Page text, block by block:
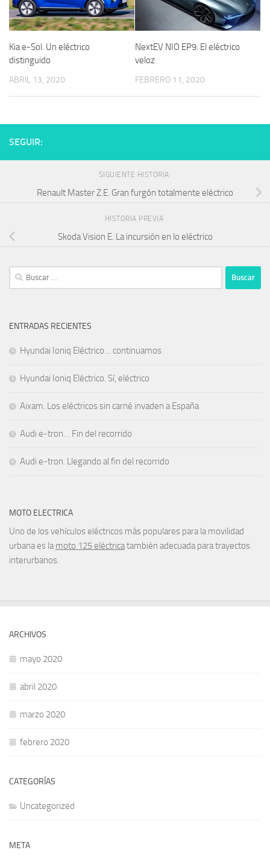
Kia e-Sol. Un eléctrico
distinguido
ABRIL 13, 2020
NextEV NIO EP9. El eléctrico
veloz
FEBRERO 11, 2020
SEGUIR:
SIGUIENTE HISTORIA
Renault Master Z.E. Gran furgón totalmente eléctrico
HISTORIA PREVIA
Skoda Vision E. La incursión en lo eléctrico
Buscar:
ENTRADAS RECIENTES
Hyundai Ioniq Eléctrico… continuamos
Hyundai Ioniq Eléctrico. Sí, eléctrico
Aixam. Los eléctricos sin carné invaden a España
Audi e-tron… Fin del recorrido
Audi e-tron. Llegando al fin del recorrido
MOTO ELECTRICA
Uno de los vehículos eléctricos más populares para la movilidad
urbana es lamoto 125 eléctricatambién adecuada para trayectos
interurbanos.
ARCHIVOS
mayo 2020
abril 2020
marzo 2020
febrero 2020
CATEGORÍAS
Uncategorized
META